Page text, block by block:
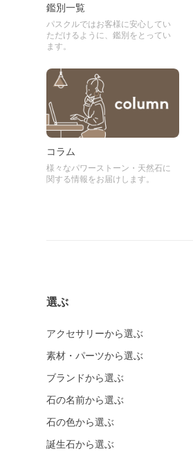
鑑別一覧
パスクルではお客様に安心してい
ただけるように、鑑別をとってい
ます。
コラム
様々なパワーストーン・天然石に
関する情報をお届けします。
選ぶ
アクセサリーから選ぶ
素材・パーツから選ぶ
ブランドから選ぶ
石の名前から選ぶ
石の色から選ぶ
誕生石から選ぶ